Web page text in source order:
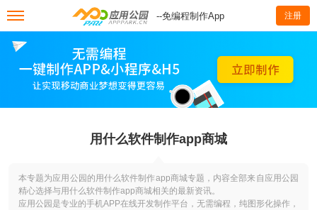
--免编程制作App 注册
用什么软件制作app商城
本专题为应用公园的用什么软件制作app商城专题，内容全部来自应用公园
精心选择与用什么软件制作app商城相关的最新资讯。
应用公园是专业的手机APP在线开发制作平台，无需编程，纯图形化操作，